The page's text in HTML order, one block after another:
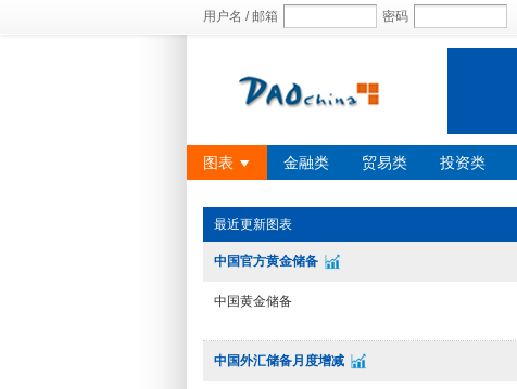
用户名 / 邮箱 密码
图表 金融类 贸易类 投资类
最近更新图表
中国官方黄金储备
中国黄金储备
中国外汇储备月度增减